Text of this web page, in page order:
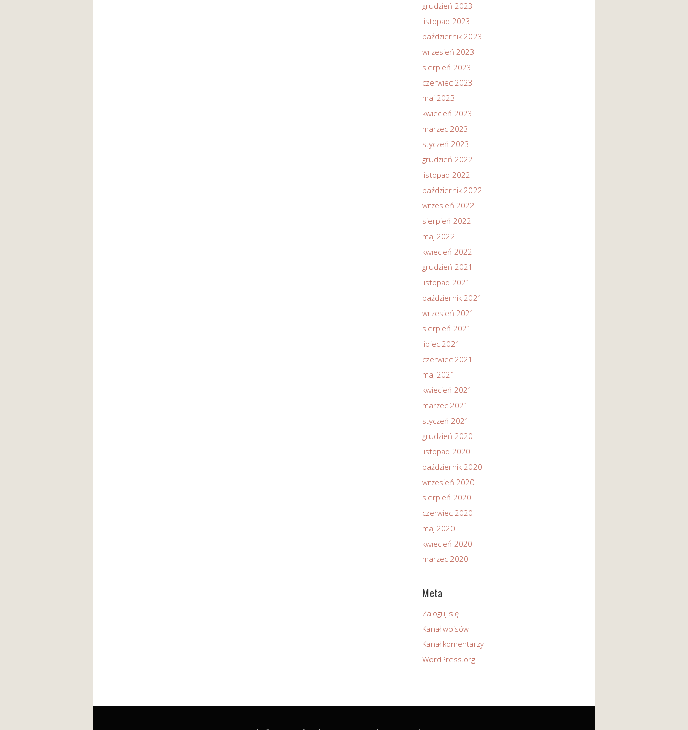
grudzień 2023
listopad 2023
październik 2023
wrzesień 2023
sierpień 2023
czerwiec 2023
maj 2023
kwiecień 2023
marzec 2023
styczeń 2023
grudzień 2022
listopad 2022
październik 2022
wrzesień 2022
sierpień 2022
maj 2022
kwiecień 2022
grudzień 2021
listopad 2021
październik 2021
wrzesień 2021
sierpień 2021
lipiec 2021
czerwiec 2021
maj 2021
kwiecień 2021
marzec 2021
styczeń 2021
grudzień 2020
listopad 2020
październik 2020
wrzesień 2020
sierpień 2020
czerwiec 2020
maj 2020
kwiecień 2020
marzec 2020
Meta
Zaloguj się
Kanał wpisów
Kanał komentarzy
WordPress.org